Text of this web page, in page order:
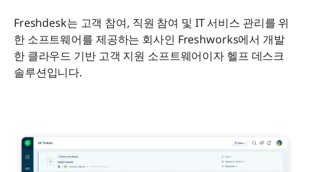
Freshdesk는 고객 참여, 직원 참여 및 IT 서비스 관리를 위
한 소프트웨어를 제공하는 회사인 Freshworks에서 개발
한 클라우드 기반 고객 지원 소프트웨어이자 헬프 데스크
솔루션입니다.